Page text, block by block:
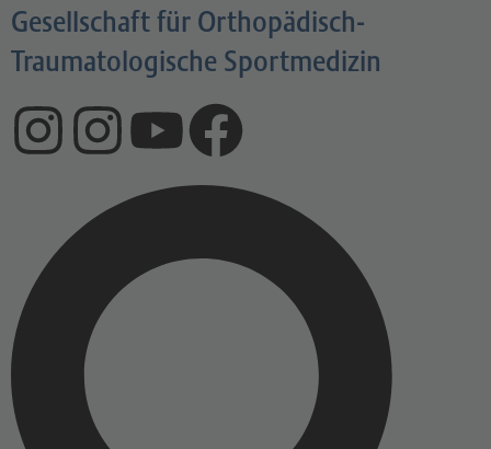
Gesellschaft für Orthopädisch-
Traumatologische Sportmedizin